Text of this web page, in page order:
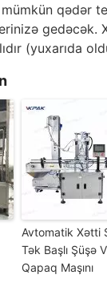
mümkün qədər
gedəcək.
(yuxarıda
Avtomatik Xətti
Tək Başlı Şüşə
Qapaq Maşını